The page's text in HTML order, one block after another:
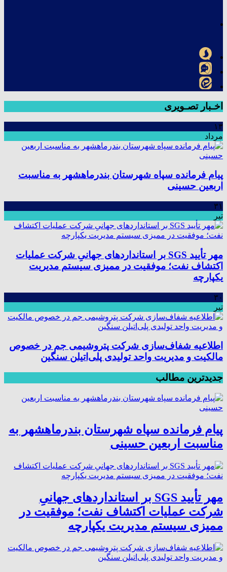
اخـبار تصـویری
۱۳
مرداد
پیام فرمانده سپاه شهرستان بندرماهشهر به مناسبت
اربعین حسینی
۳۱
تیر
مهر تأیید SGS بر استانداردهای جهانیِ شرکت عملیات
اکتشاف نفت؛ موفقیت در ممیزی سیستم مدیریت
یکپارچه
۳۰
تیر
اطلاعیه شفاف‌سازی شرکت پتروشیمی جم در خصوص
مالکیت و مدیریت واحد تولیدی پلی‌اتیلن سنگین
جدیدترین مطالب
پیام فرمانده سپاه شهرستان بندرماهشهر به
مناسبت اربعین حسینی
مهر تأیید SGS بر استانداردهای جهانیِ
شرکت عملیات اکتشاف نفت؛ موفقیت در
ممیزی سیستم مدیریت یکپارچه